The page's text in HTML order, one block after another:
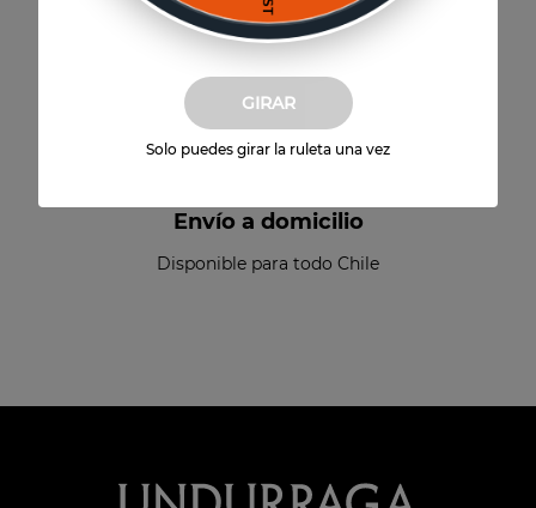
Sin interés por Mercado Pago
Envío a domicilio
Disponible para todo Chile
GIRAR
Solo puedes girar la ruleta una vez